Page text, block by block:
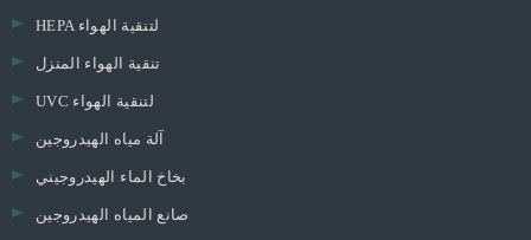
HEPA لتنقية الهواء
تنقية الهواء المنزل
UVC لتنقية الهواء
آلة مياه الهيدروجين
بخاخ الماء الهيدروجيني
صانع المياه الهيدروجين